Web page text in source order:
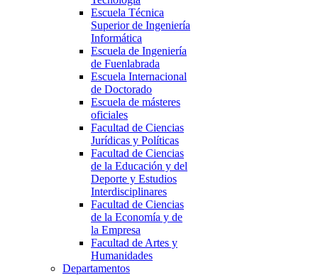
Escuela Técnica
Superior de Ingeniería
Informática
Escuela de Ingeniería
de Fuenlabrada
Escuela Internacional
de Doctorado
Escuela de másteres
oficiales
Facultad de Ciencias
Jurídicas y Políticas
Facultad de Ciencias
de la Educación y del
Deporte y Estudios
Interdisciplinares
Facultad de Ciencias
de la Economía y de
la Empresa
Facultad de Artes y
Humanidades
Departamentos